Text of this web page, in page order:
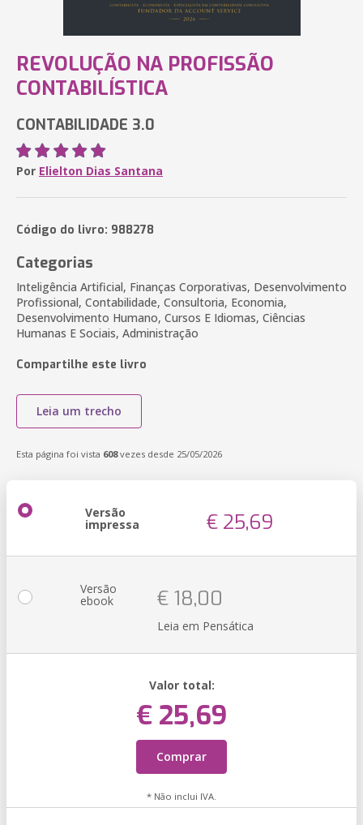
REVOLUÇÃO NA PROFISSÃO
CONTABILÍSTICA
CONTABILIDADE 3.0
Por Elielton Dias Santana
Código do livro: 988278
Categorias
Inteligência Artificial, Finanças Corporativas, Desenvolvimento
Profissional, Contabilidade, Consultoria, Economia,
Desenvolvimento Humano, Cursos E Idiomas, Ciências
Humanas E Sociais, Administração
Compartilhe este livro
Leia um trecho
Esta página foi vista 608vezes desde 25/05/2026
Versão
impressa € 25,69
Versão
ebook € 18,00
Leia em Pensática
Valor total:
€ 25,69
Comprar
* Não inclui IVA.